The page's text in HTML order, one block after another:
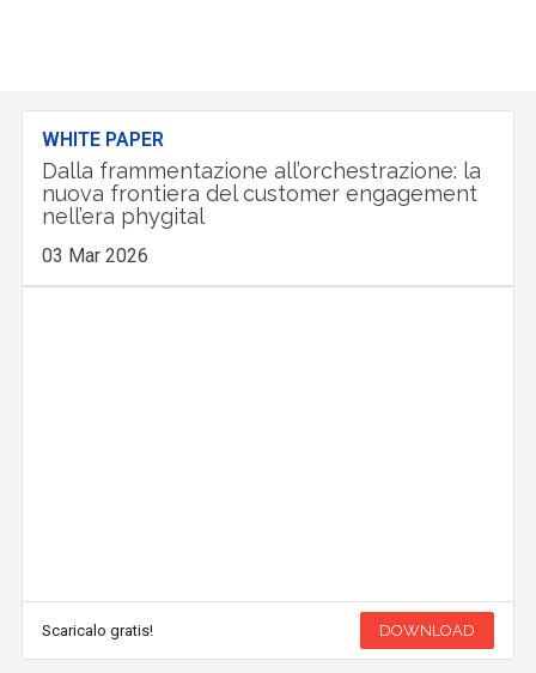
WHITE PAPER
Dalla frammentazione all’orchestrazione: la
nuova frontiera del customer engagement
nell’era phygital
03 Mar 2026
Scaricalo gratis! DOWNLOAD